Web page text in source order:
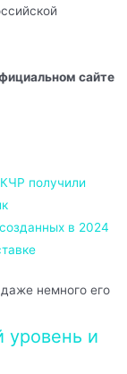
сайте
получили
в 2024
и